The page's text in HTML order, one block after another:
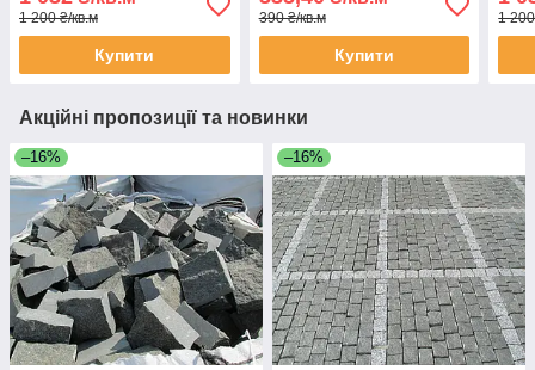
1 200 ₴/кв.м
Купити
390 ₴/кв.м
Купити
1
Акційні пропозиції та новинки
–16% –16%